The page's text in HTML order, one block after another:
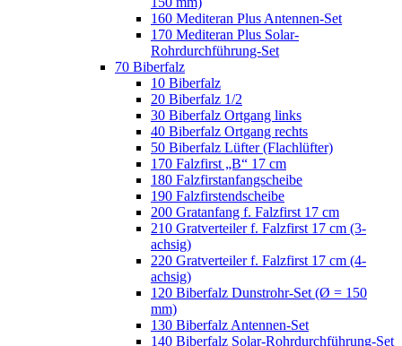
160 Mediteran Plus Antennen-Set
170 Mediteran Plus Solar-
Rohrdurchführung-Set
70 Biberfalz
10 Biberfalz
20 Biberfalz 1/2
30 Biberfalz Ortgang links
40 Biberfalz Ortgang rechts
50 Biberfalz Lüfter (Flachlüfter)
170 Falzfirst „B“ 17 cm
180 Falzfirstanfangscheibe
190 Falzfirstendscheibe
200 Gratanfang f. Falzfirst 17 cm
210 Gratverteiler f. Falzfirst 17 cm (3-
achsig)
220 Gratverteiler f. Falzfirst 17 cm (4-
achsig)
120 Biberfalz Dunstrohr-Set (Ø = 150
mm)
130 Biberfalz Antennen-Set
140 Biberfalz Solar-Rohrdurchführung-Set